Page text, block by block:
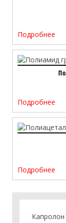
Подробнее
Подробнее
Подробнее
Капролон